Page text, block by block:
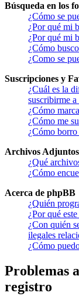
Búsqueda en los
¿Cómo se
¿Por qué mi
¿Por qué mi
¿Cómo
¿Como se
Suscripciones y
¿Cuál es la
suscribirme a
¿Cómo
¿Cómo me
¿Cómo
Archivos Adjuntos
¿Qué
¿Cómo
Acerca de phpBB
¿Quién
¿Por qué
¿Con quién
ilegales
¿Cómo
Problemas
registro